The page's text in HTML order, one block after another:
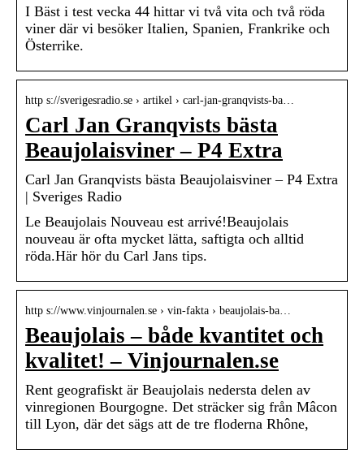
I Bäst i test vecka 44 hittar vi två vita och två röda
viner där vi besöker Italien, Spanien, Frankrike och
Österrike.
http s://sverigesradio.se › artikel › carl-jan-granqvists-ba…
Carl Jan Granqvists bästa
Beaujolaisviner – P4 Extra
Carl Jan Granqvists bästa Beaujolaisviner – P4 Extra
| Sveriges Radio
Le Beaujolais Nouveau est arrivé!Beaujolais
nouveau är ofta mycket lätta, saftigta och alltid
röda.Här hör du Carl Jans tips.
http s://www.vinjournalen.se › vin-fakta › beaujolais-ba…
Beaujolais – både kvantitet och
kvalitet! – Vinjournalen.se
Rent geografiskt är Beaujolais nedersta delen av
vinregionen Bourgogne. Det sträcker sig från Mâcon
till Lyon, där det sägs att de tre floderna Rhône,